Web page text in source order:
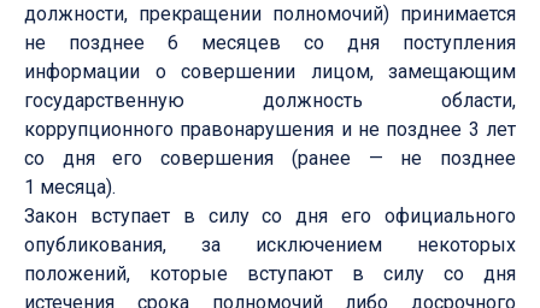
должности, прекращении полномочий) принимается
не позднее 6 месяцев со дня поступления
информации о совершении лицом, замещающим
государственную должность области,
коррупционного правонарушения и не позднее 3 лет
со дня его совершения (ранее — не позднее
1 месяца).
Закон вступает в силу со дня его официального
опубликования, за исключением некоторых
положений, которые вступают в силу со дня
истечения срока полномочий либо досрочного